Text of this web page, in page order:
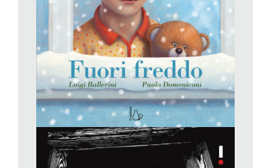
Una storia intensa, il primo romanzo ad essere pubblicato
dell’autrice inglese Liz Hyder, nato dopo una visita a una
miniera di ardesia del Galles. Un plauso va naturalmente
anche al difficile e ottimo lavoro del traduttore Marco Astolfi.
Luigi Ballerini-Paolo Domeniconi,Fuori freddo
(Da 4 anni)
Il tempo di un battito d’ali, quelle dell’uccello nei risguardi, che
vola, nero, tra il bianco dei fiocchi di neve, entra nel libro nei
risguardi iniziali, esce in quelli di chiusura: il tempo di un battito
d’ali, o di poco più, qualche ora di una giornata d’inverno. Un
tempo fugace, effimero come un pupazzo di neve, ma che può
racchiudere scintille di infinito, perché illuminato dall’amore di